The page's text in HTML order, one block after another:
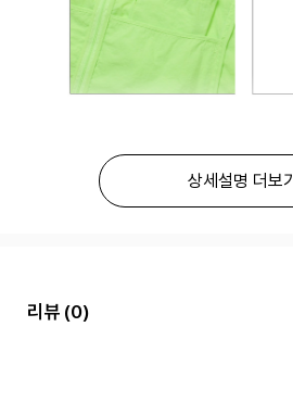
상세설명 더보기
리뷰 (0)